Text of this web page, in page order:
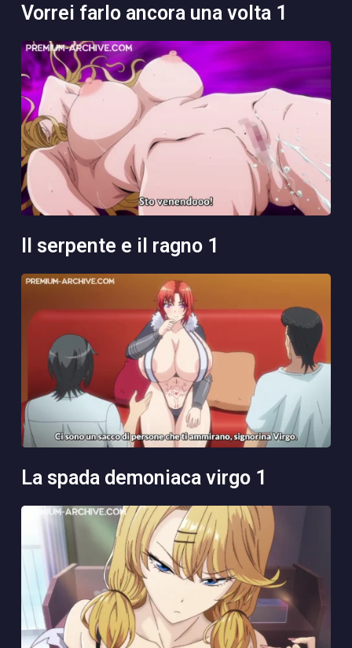
vorrei farlo ancora una volta 1
il serpente e il ragno 1
la spada demoniaca virgo 1